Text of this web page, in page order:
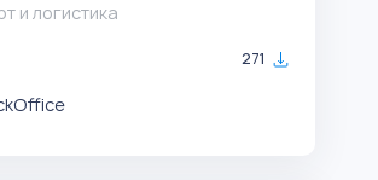
и логистика
271